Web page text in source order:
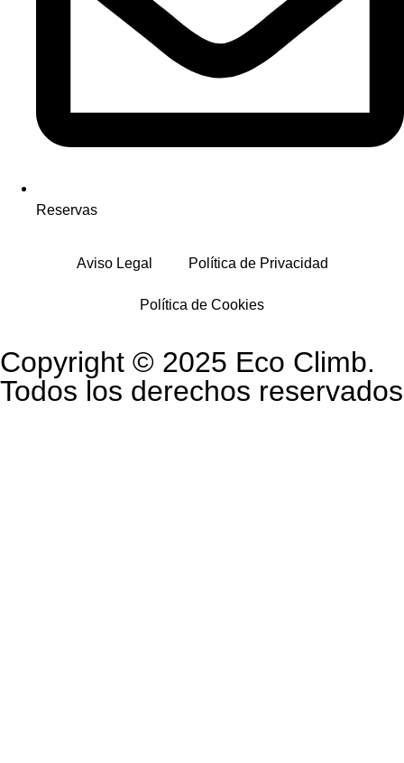
Reservas
Aviso Legal Política de Privacidad
Política de Cookies
Copyright © 2025 Eco Climb.
Todos los derechos reservados